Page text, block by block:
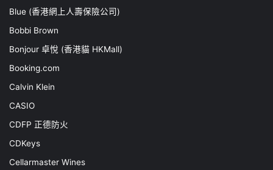
Blue (香港網上人壽保險公司)
Bobbi Brown
Bonjour 卓悅 (香港貓 HKMall)
Booking.com
Calvin Klein
CASIO
CDFP 正德防火
CDKeys
Cellarmaster Wines